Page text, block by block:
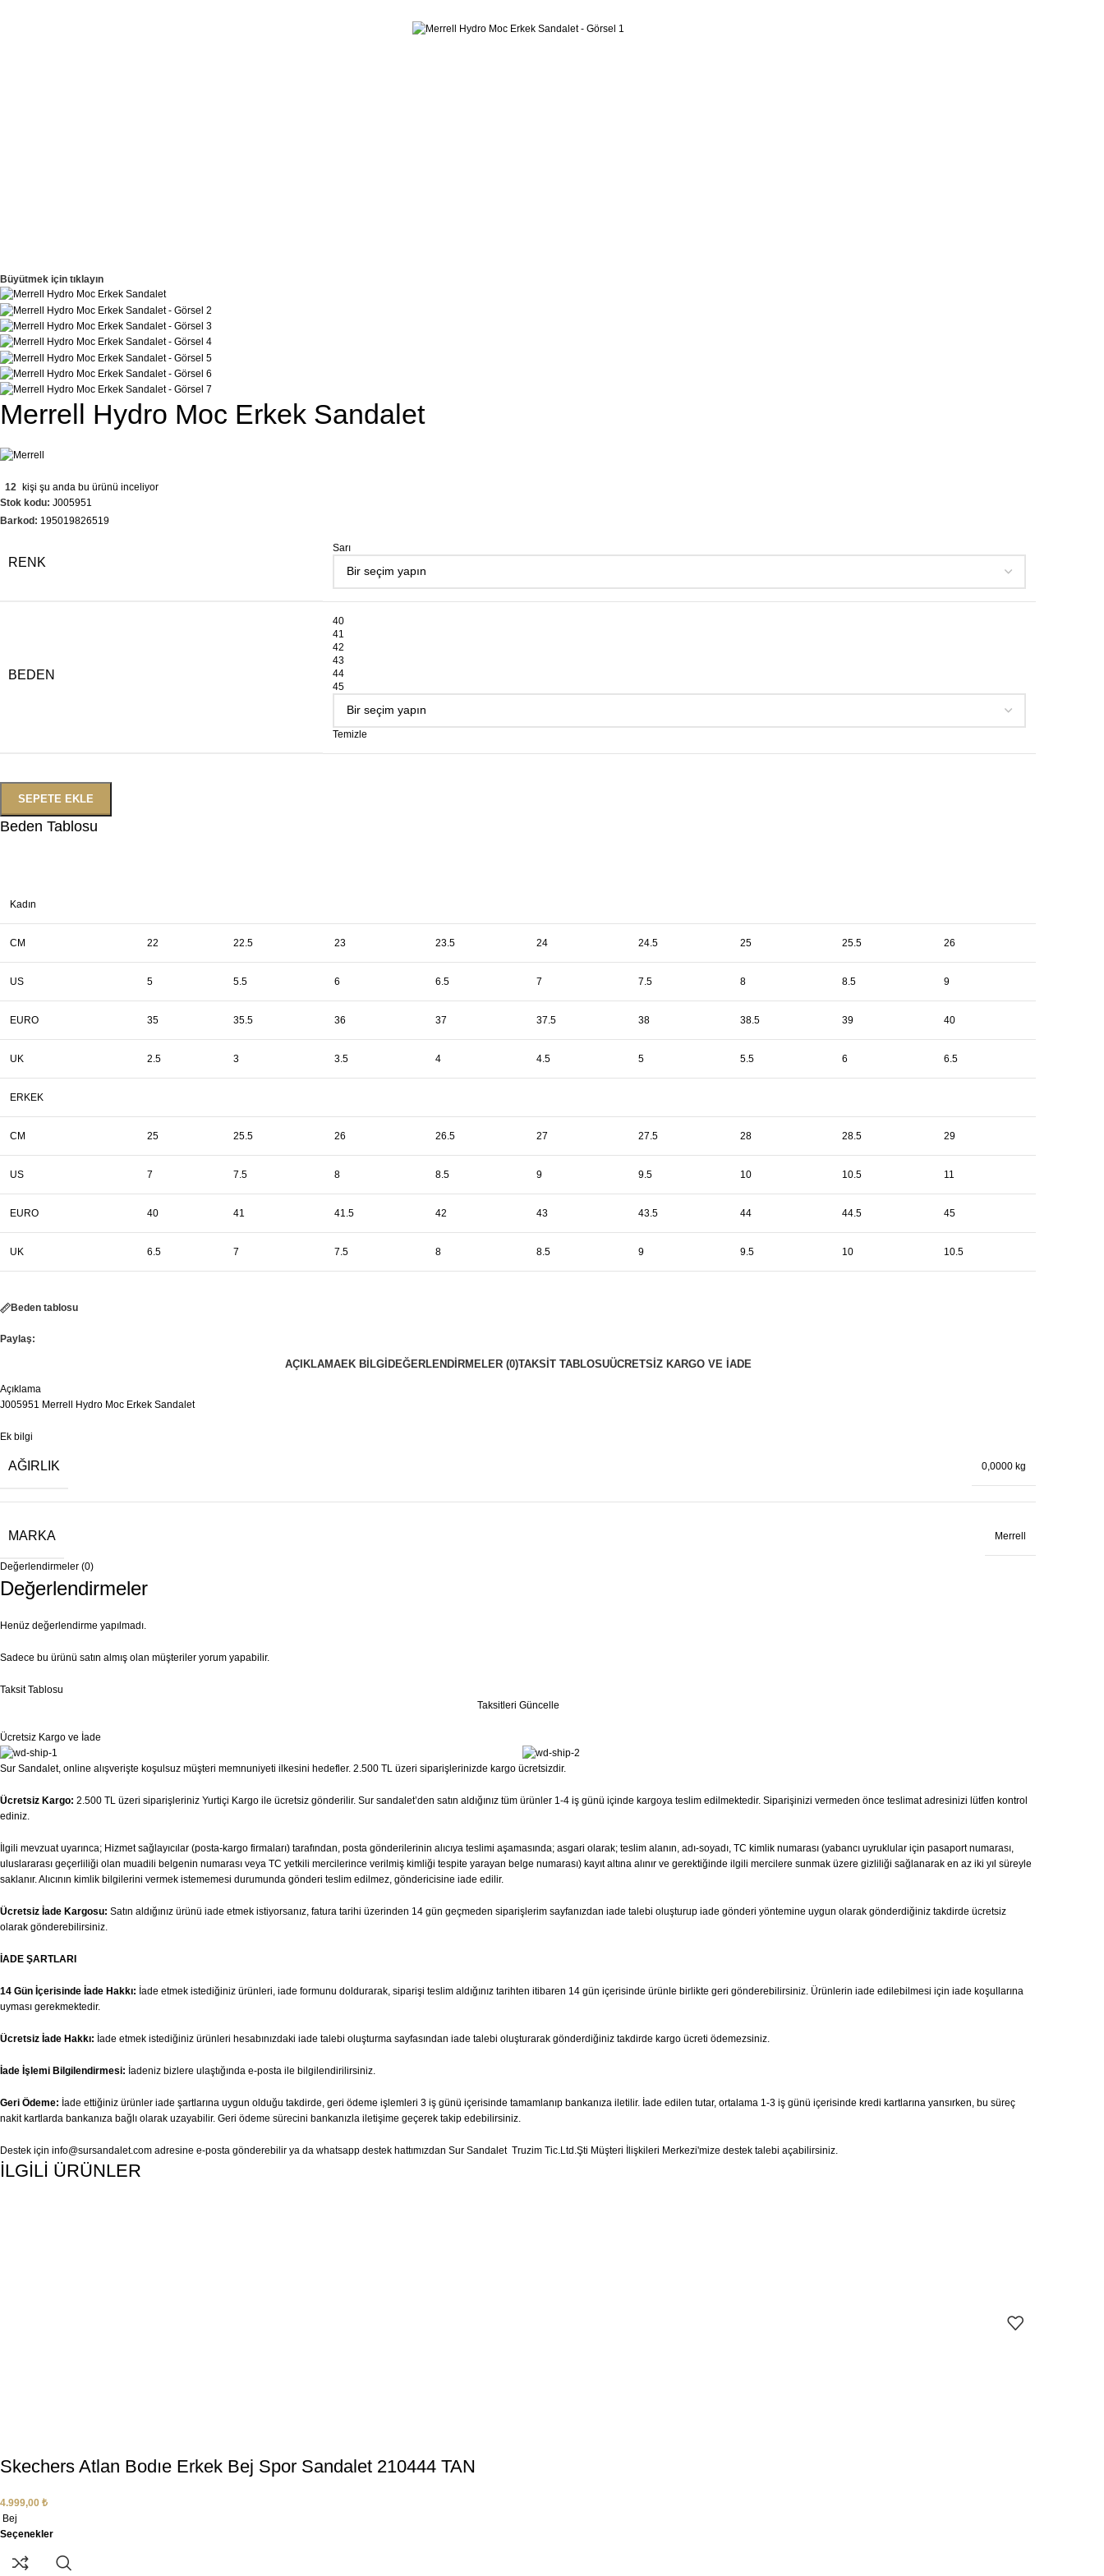
Büyütmek için tıklayın
Merrell Hydro Moc Erkek Sandalet
12 kişi şu anda bu ürünü inceliyor
Stok kodu: J005951
Barkod: 195019826519
RENK
Sarı
BEDEN
40
41
42
43
44
45
Temizle
SEPETE EKLE
Beden Tablosu
Kadın
CM 22 22.5 23 23.5 24 24.5 25 25.5 26
US 5 5.5 6 6.5 7 7.5 8 8.5 9
EURO 35 35.5 36 37 37.5 38 38.5 39 40
UK 2.5 3 3.5 4 4.5 5 5.5 6 6.5
ERKEK
CM 25 25.5 26 26.5 27 27.5 28 28.5 29
US 7 7.5 8 8.5 9 9.5 10 10.5 11
EURO 40 41 41.5 42 43 43.5 44 44.5 45
UK 6.5 7 7.5 8 8.5 9 9.5 10 10.5
Beden tablosu
Paylaş:
AÇIKLAMAEK BILGIDEĞERLENDIRMELER (0)TAKSIT TABLOSUÜCRETSIZ KARGO VE İADE
Açıklama
J005951 Merrell Hydro Moc Erkek Sandalet
Ek bilgi
AĞIRLIK 0,0000 kg
MARKA Merrell
Değerlendirmeler (0)
Değerlendirmeler
Henüz değerlendirme yapılmadı.
Sadece bu ürünü satın almış olan müşteriler yorum yapabilir.
Taksit Tablosu
Taksitleri Güncelle
Ücretsiz Kargo ve İade
Sur Sandalet, online alışverişte koşulsuz müşteri memnuniyeti ilkesini hedefler. 2.500 TL üzeri siparişlerinizde kargo ücretsizdir.
Ücretsiz Kargo: 2.500 TL üzeri siparişleriniz Yurtiçi Kargo ile ücretsiz gönderilir. Sur sandalet’den satın aldığınız tüm ürünler 1-4 iş günü içinde kargoya teslim edilmektedir. Siparişinizi vermeden önce teslimat adresinizi lütfen kontrol
ediniz.
İlgili mevzuat uyarınca; Hizmet sağlayıcılar (posta-kargo firmaları) tarafından, posta gönderilerinin alıcıya teslimi aşamasında; asgari olarak; teslim alanın, adı-soyadı, TC kimlik numarası (yabancı uyruklular için pasaport numarası,
uluslararası geçerliliği olan muadili belgenin numarası veya TC yetkili mercilerince verilmiş kimliği tespite yarayan belge numarası) kayıt altına alınır ve gerektiğinde ilgili mercilere sunmak üzere gizliliği sağlanarak en az iki yıl süreyle
saklanır. Alıcının kimlik bilgilerini vermek istememesi durumunda gönderi teslim edilmez, göndericisine iade edilir.
Ücretsiz İade Kargosu: Satın aldığınız ürünü iade etmek istiyorsanız, fatura tarihi üzerinden 14 gün geçmeden siparişlerim sayfanızdan iade talebi oluşturup iade gönderi yöntemine uygun olarak gönderdiğiniz takdirde ücretsiz
olarak gönderebilirsiniz.
İADE ŞARTLARI
14 Gün İçerisinde İade Hakkı: İade etmek istediğiniz ürünleri, iade formunu doldurarak, siparişi teslim aldığınız tarihten itibaren 14 gün içerisinde ürünle birlikte geri gönderebilirsiniz. Ürünlerin iade edilebilmesi için iade koşullarına
uyması gerekmektedir.
Ücretsiz İade Hakkı: İade etmek istediğiniz ürünleri hesabınızdaki iade talebi oluşturma sayfasından iade talebi oluşturarak gönderdiğiniz takdirde kargo ücreti ödemezsiniz.
İade İşlemi Bilgilendirmesi: İadeniz bizlere ulaştığında e-posta ile bilgilendirilirsiniz.
Geri Ödeme: İade ettiğiniz ürünler iade şartlarına uygun olduğu takdirde, geri ödeme işlemleri 3 iş günü içerisinde tamamlanıp bankanıza iletilir. İade edilen tutar, ortalama 1-3 iş günü içerisinde kredi kartlarına yansırken, bu süreç
nakit kartlarda bankanıza bağlı olarak uzayabilir. Geri ödeme sürecini bankanızla iletişime geçerek takip edebilirsiniz.
Destek için info@sursandalet.com adresine e-posta gönderebilir ya da whatsapp destek hattımızdan Sur Sandalet Truzim Tic.Ltd.Şti Müşteri İlişkileri Merkezi'mize destek talebi açabilirsiniz.
İLGİLİ ÜRÜNLER
Skechers Atlan Bodıe Erkek Bej Spor Sandalet 210444 TAN
4.999,00 ₺
Bej
Seçenekler